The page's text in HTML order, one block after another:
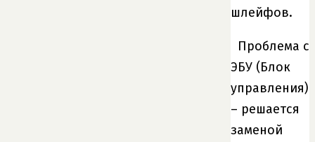
шлейфов.
Проблема с
ЭБУ (Блок
управления)
– решается
заменой